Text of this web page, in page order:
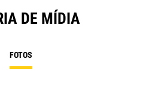
DE MÍDIA
FOTOS